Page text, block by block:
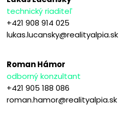
technický riaditeľ
+421 908 914 025
lukas.lucansky@realityalpia.sk
Roman Hámor
odborný konzultant
+421 905 188 086
roman.hamor@realityalpia.sk